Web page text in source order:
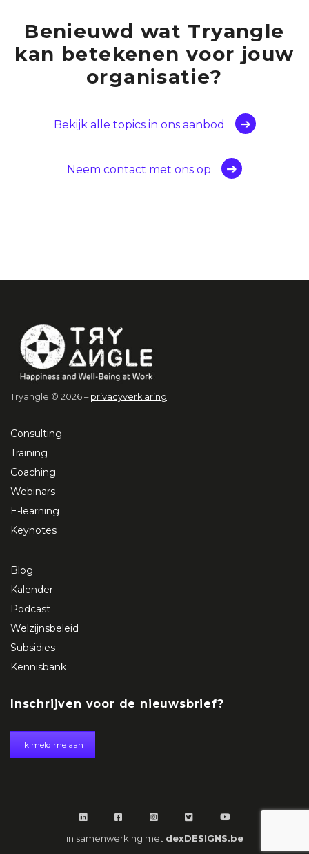
Benieuwd wat Tryangle
kan betekenen voor jouw
organisatie?
Bekijk alle topics in ons aanbod
Neem contact met ons op
Tryangle © 2026 – privacyverklaring
Consulting
Training
Coaching
Webinars
E-learning
Keynotes
Blog
Kalender
Podcast
Welzijnsbeleid
Subsidies
Kennisbank
Inschrijven voor de nieuwsbrief?
Ik meld me aan
in samenwerking met dexDESIGNS.be